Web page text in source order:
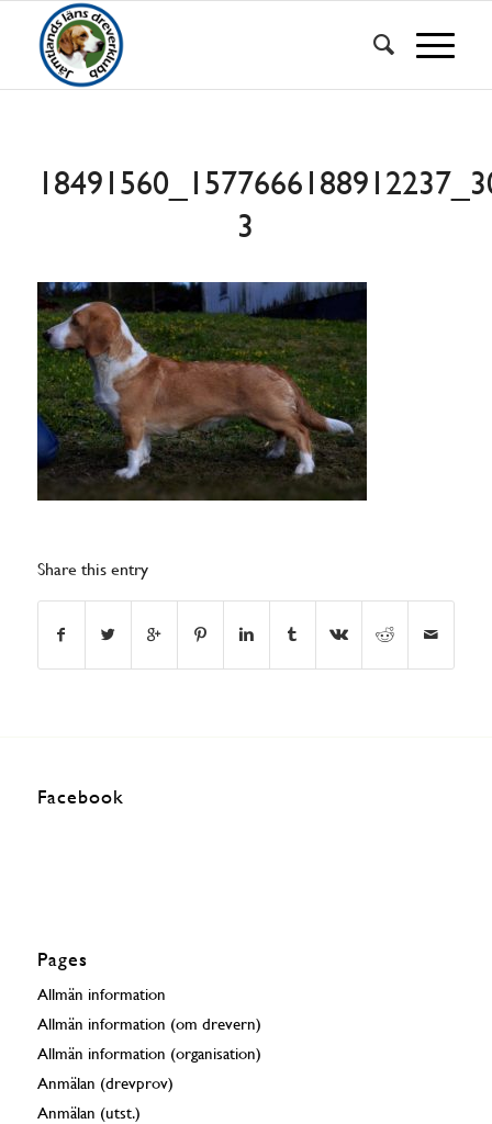
3
Share this entry
Facebook
Pages
Allmän information
Allmän information (om drevern)
Allmän information (organisation)
Anmälan (drevprov)
Anmälan (utst.)